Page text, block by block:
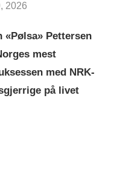
2026
«Pølsa» Pettersen
mest
med NRK-
på livet